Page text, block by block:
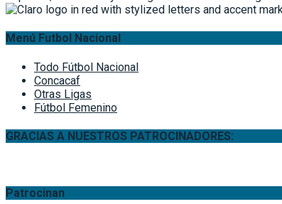
Menú Futbol Nacional
Todo Fútbol Nacional
Concacaf
Otras Ligas
Fútbol Femenino
GRACIAS A NUESTROS PATROCINADORES:
Patrocinan